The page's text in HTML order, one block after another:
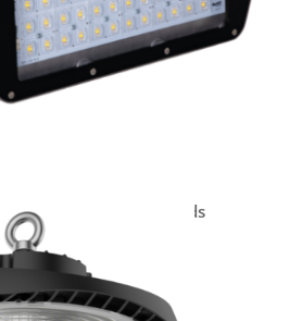
Hexagon Zenit 48/144 Leds